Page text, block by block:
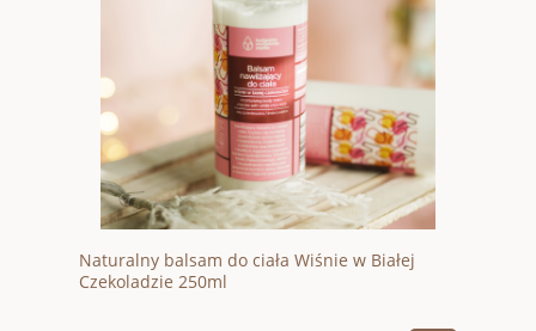
Naturalny balsam do ciała Wiśnie w Białej
Czekoladzie 250ml